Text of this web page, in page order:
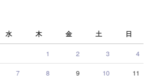
水 木 金 土 日
1 2 3 4
7 8 9 10 11